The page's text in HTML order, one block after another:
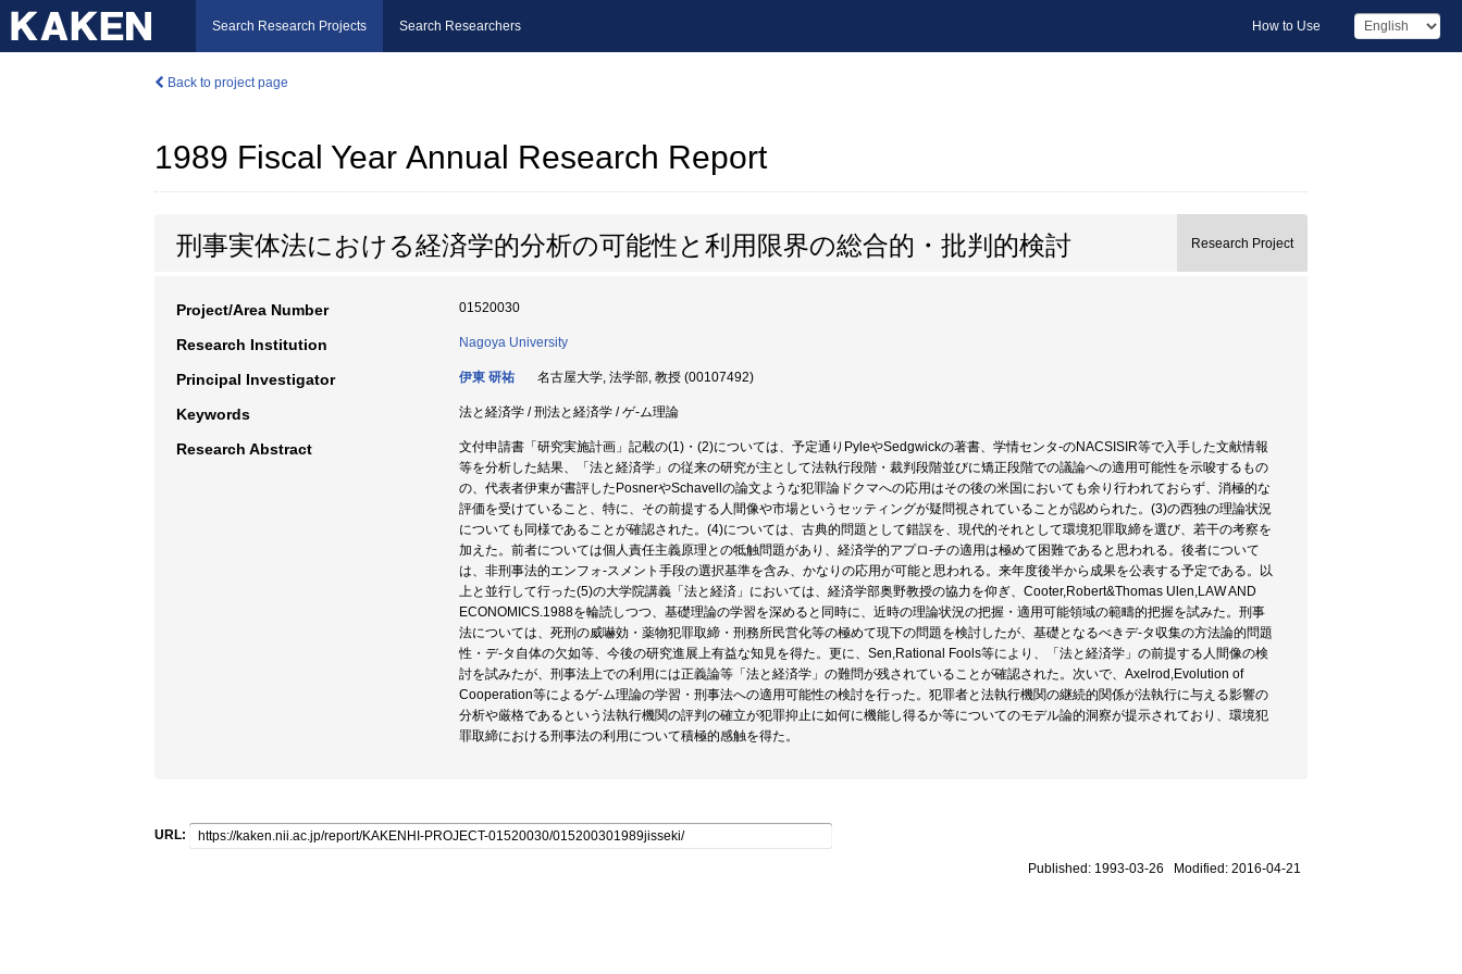
Search Research Projects Search Researchers How to Use
Back to project page
1989 Fiscal Year Annual Research Report
刑事実体法における経済学的分析の可能性と利用限界の総合的・批判的検討 Research Project
Project/Area Number 01520030
Research Institution Nagoya University
Principal Investigator 伊東 研祐 名古屋大学, 法学部, 教授 (00107492)
Keywords 法と経済学 / 刑法と経済学 / ゲ-ム理論
Research Abstract
文付申請書「研究実施計画」記載の(1)・(2)については、予定通りPyleやSedgwickの著書、学情センタ-のNACSISIR等で入手した文献情報
等を分析した結果、「法と経済学」の従来の研究が主として法執行段階・裁判段階並びに矯正段階での議論への適用可能性を示唆するもの
の、代表者伊東が書評したPosnerやSchavellの論文ような犯罪論ドクマへの応用はその後の米国においても余り行われておらず、消極的な
評価を受けていること、特に、その前提する人間像や市場というセッティングが疑問視されていることが認められた。(3)の西独の理論状況
についても同様であることが確認された。(4)については、古典的問題として錯誤を、現代的それとして環境犯罪取締を選び、若干の考察を
加えた。前者については個人責任主義原理との牴触問題があり、経済学的アプロ-チの適用は極めて困難であると思われる。後者について
は、非刑事法的エンフォ-スメント手段の選択基準を含み、かなりの応用が可能と思われる。来年度後半から成果を公表する予定である。以
上と並行して行った(5)の大学院講義「法と経済」においては、経済学部奥野教授の協力を仰ぎ、Cooter,Robert&Thomas Ulen,LAW AND
ECONOMICS.1988を輪読しつつ、基礎理論の学習を深めると同時に、近時の理論状況の把握・適用可能領域の範疇的把握を試みた。刑事
法については、死刑の威嚇効・薬物犯罪取締・刑務所民営化等の極めて現下の問題を検討したが、基礎となるべきデ-タ収集の方法論的問題
性・デ-タ自体の欠如等、今後の研究進展上有益な知見を得た。更に、Sen,Rational Fools等により、「法と経済学」の前提する人間像の検
討を試みたが、刑事法上での利用には正義論等「法と経済学」の難問が残されていることが確認された。次いで、Axelrod,Evolution of
Cooperation等によるゲ-ム理論の学習・刑事法への適用可能性の検討を行った。犯罪者と法執行機関の継続的関係が法執行に与える影響の
分析や厳格であるという法執行機関の評判の確立が犯罪抑止に如何に機能し得るか等についてのモデル論的洞察が提示されており、環境犯
罪取締における刑事法の利用について積極的感触を得た。
URL:
Published: 1993-03-26 Modified: 2016-04-21